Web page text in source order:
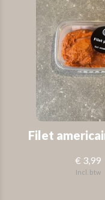
Filet
€ 3,99
Incl. btw